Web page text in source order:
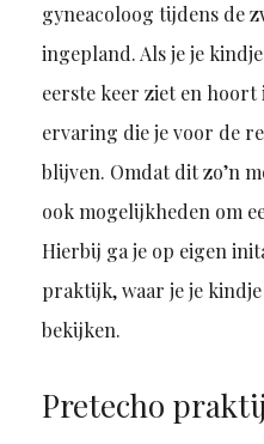
gyneacoloog tijdens de
ingepland. Als je je
eerste keer ziet en hoort
ervaring die je voor de
blijven. Omdat dit zo’n
ook mogelijkheden om
Hierbij ga je op eigen
praktijk, waar je je
bekijken.
Pretecho